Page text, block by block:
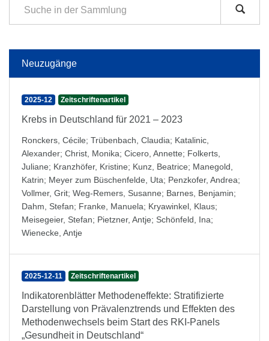
Neuzugänge
2025-12 Zeitschriftenartikel
Krebs in Deutschland für 2021 – 2023
Ronckers, Cécile; Trübenbach, Claudia; Katalinic,
Alexander; Christ, Monika; Cicero, Annette; Folkerts,
Juliane; Kranzhöfer, Kristine; Kunz, Beatrice; Manegold,
Katrin; Meyer zum Büschenfelde, Uta; Penzkofer, Andrea;
Vollmer, Grit; Weg-Remers, Susanne; Barnes, Benjamin;
Dahm, Stefan; Franke, Manuela; Kryawinkel, Klaus;
Meisegeier, Stefan; Pietzner, Antje; Schönfeld, Ina;
Wienecke, Antje
2025-12-11 Zeitschriftenartikel
Indikatorenblätter Methodeneffekte: Stratifizierte
Darstellung von Prävalenztrends und Effekten des
Methodenwechsels beim Start des RKI-Panels
„Gesundheit in Deutschland“